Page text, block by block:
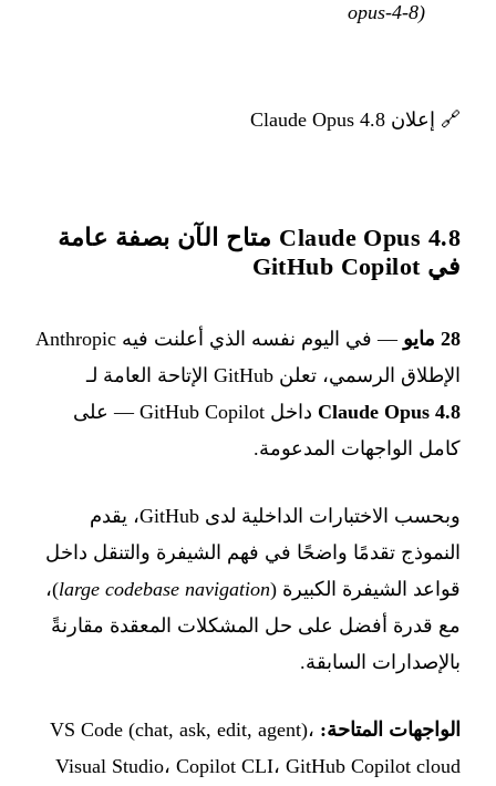
opus-4-8)
🔗 إعلان Claude Opus 4.8
Claude Opus 4.8 متاح الآن بصفة عامة
في GitHub Copilot
28 مايو
— في اليوم نفسه الذي أعلنت فيه Anthropic
الإطلاق الرسمي، تعلن GitHub الإتاحة العامة لـ
Claude Opus 4.8
داخل GitHub Copilot — على
كامل الواجهات المدعومة.
وبحسب الاختبارات الداخلية لدى GitHub، يقدم
النموذج تقدمًا واضحًا في فهم الشيفرة والتنقل داخل
قواعد الشيفرة الكبيرة (large codebase navigation)،
مع قدرة أفضل على حل المشكلات المعقدة مقارنةً
بالإصدارات السابقة.
الواجهات المتاحة: VS Code (chat, ask, edit, agent)،
Visual Studio، Copilot CLI، GitHub Copilot cloud